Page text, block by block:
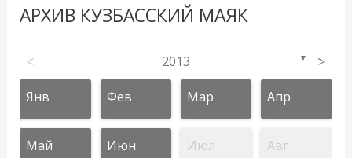
АРХИВ КУЗБАССКИЙ МАЯК
< 2013 ▼ >
Янв Фев Мар Апр
Май Июн Июл Авг